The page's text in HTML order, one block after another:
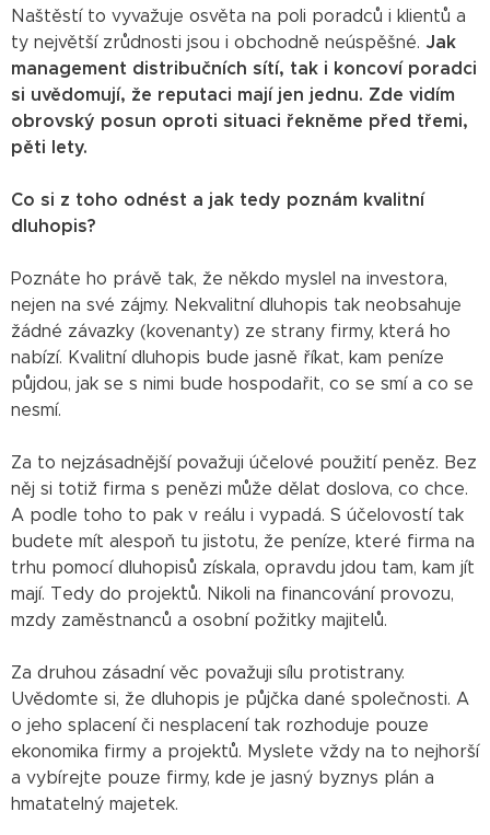
Naštěstí to vyvažuje osvěta na poli poradců i klientů a
ty největší zrůdnosti jsou i obchodně neúspěšné. Jak
management distribučních sítí, tak i koncoví poradci
si uvědomují, že reputaci mají jen jednu. Zde vidím
obrovský posun oproti situaci řekněme před třemi,
pěti lety.
Co si z toho odnést a jak tedy poznám kvalitní
dluhopis?
Poznáte ho právě tak, že někdo myslel na investora,
nejen na své zájmy. Nekvalitní dluhopis tak neobsahuje
žádné závazky (kovenanty) ze strany firmy, která ho
nabízí. Kvalitní dluhopis bude jasně říkat, kam peníze
půjdou, jak se s nimi bude hospodařit, co se smí a co se
nesmí.
Za to nejzásadnější považuji účelové použití peněz. Bez
něj si totiž firma s penězi může dělat doslova, co chce.
A podle toho to pak v reálu i vypadá. S účelovostí tak
budete mít alespoň tu jistotu, že peníze, které firma na
trhu pomocí dluhopisů získala, opravdu jdou tam, kam jít
mají. Tedy do projektů. Nikoli na financování provozu,
mzdy zaměstnanců a osobní požitky majitelů.
Za druhou zásadní věc považuji sílu protistrany.
Uvědomte si, že dluhopis je půjčka dané společnosti. A
o jeho splacení či nesplacení tak rozhoduje pouze
ekonomika firmy a projektů. Myslete vždy na to nejhorší
a vybírejte pouze firmy, kde je jasný byznys plán a
hmatatelný majetek.